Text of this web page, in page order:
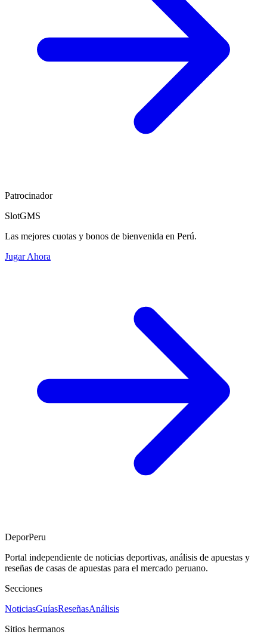
Patrocinador
SlotGMS
Las mejores cuotas y bonos de bienvenida en Perú.
Jugar Ahora
DeporPeru
Portal independiente de noticias deportivas, análisis de apuestas y
reseñas de casas de apuestas para el mercado peruano.
Secciones
NoticiasGuíasReseñasAnálisis
Sitios hermanos